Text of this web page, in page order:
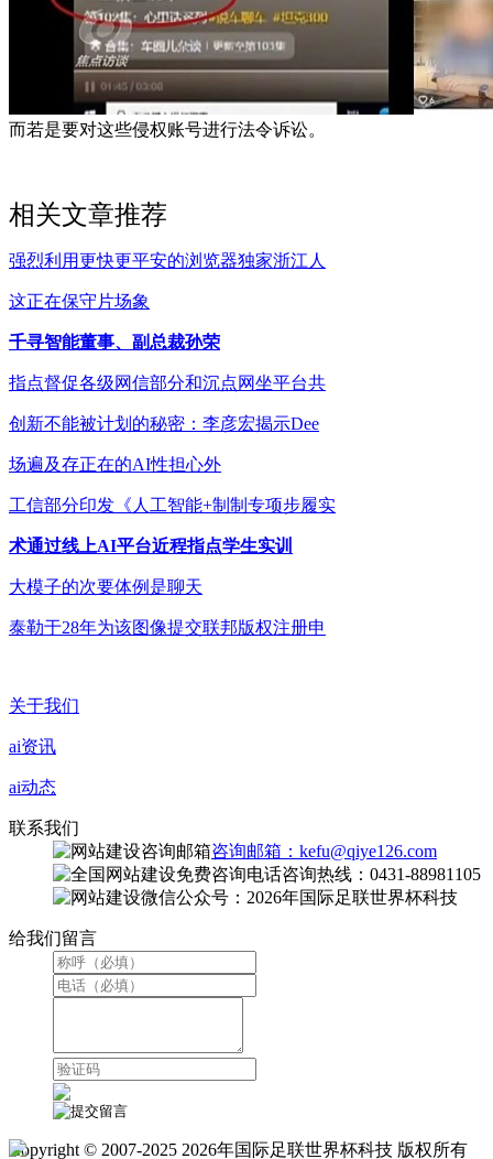
而若是要对这些侵权账号进行法令诉讼。
相关文章推荐
强烈利用更快更平安的浏览器独家浙江人
这正在保守片场象
千寻智能董事、副总裁孙荣
指点督促各级网信部分和沉点网坐平台共
创新不能被计划的秘密：李彦宏揭示Dee
场遍及存正在的AI性担心外
工信部分印发《人工智能+制制专项步履实
术通过线上AI平台近程指点学生实训
大模子的次要体例是聊天
泰勒于28年为该图像提交联邦版权注册申
关于我们
ai资讯
ai动态
联系我们
咨询邮箱：kefu@qiye126.com
咨询热线：0431-88981105
微信公众号：2026年国际足联世界杯科技
给我们留言
Copyright © 2007-2025 2026年国际足联世界杯科技 版权所有